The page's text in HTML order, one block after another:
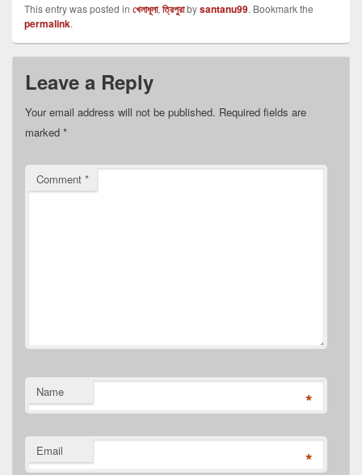
This entry was posted in খেলাধূলা, ত্রিপুরাbysantanu99. Bookmark the
permalink.
Leave a Reply
Your email address will not be published. Required fields are
marked *
Comment *
Name *
Email *